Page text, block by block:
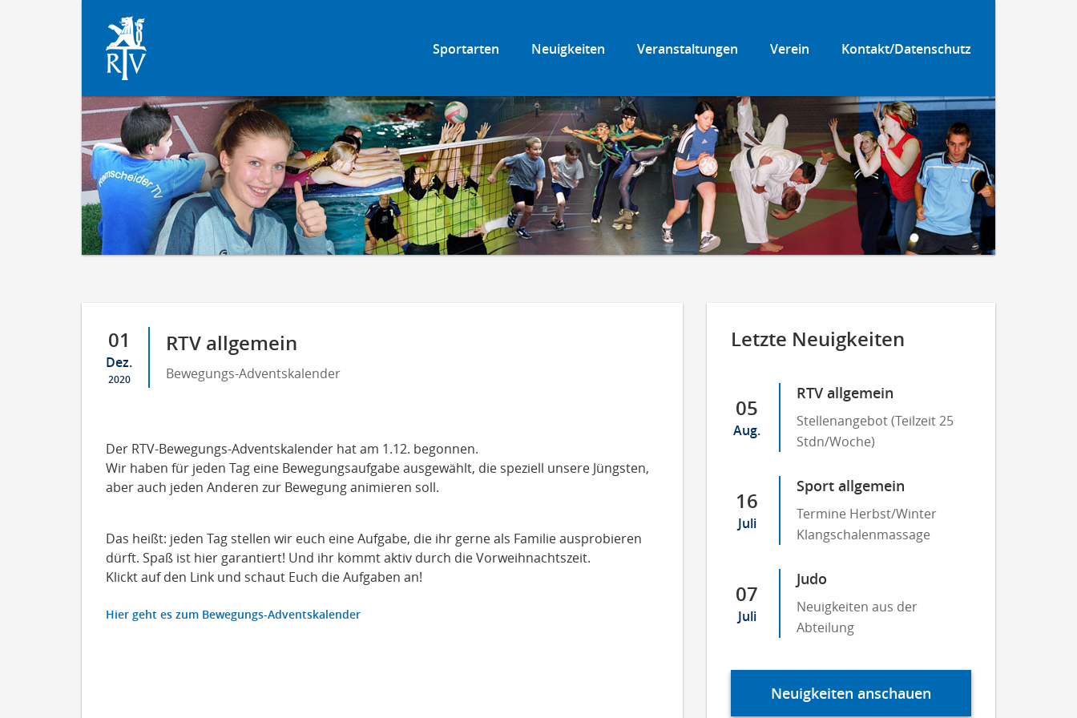
Kontakt/Datenschutz
Verein
Veranstaltungen
Neuigkeiten
Sportarten
01
Dez.
2020
RTV allgemein
Bewegungs-Adventskalender
Der RTV-Bewegungs-Adventskalender hat am 1.12. begonnen.
Wir haben für jeden Tag eine Bewegungsaufgabe ausgewählt, die speziell unsere Jüngsten,
aber auch jeden Anderen zur Bewegung animieren soll.
Das heißt: jeden Tag stellen wir euch eine Aufgabe, die ihr gerne als Familie ausprobieren
dürft. Spaß ist hier garantiert! Und ihr kommt aktiv durch die Vorweihnachtszeit.
Klickt auf den Link und schaut Euch die Aufgaben an!
Hier geht es zum Bewegungs-Adventskalender
Letzte Neuigkeiten
05
Aug.
RTV allgemein
Stellenangebot (Teilzeit 25
Stdn/Woche)
16
Juli
Sport allgemein
Termine Herbst/Winter
Klangschalenmassage
07
Juli
Judo
Neuigkeiten aus der
Abteilung
Neuigkeiten anschauen